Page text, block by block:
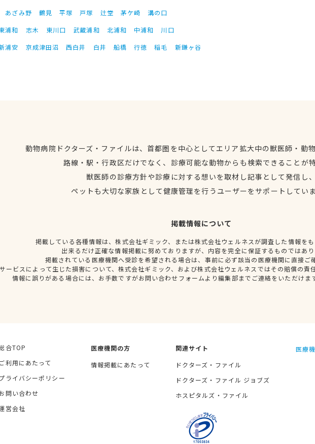
あざみ野 鶴見 平塚 戸塚 辻堂 茅ケ崎
溝の口
浦和 志木 東川口 武蔵浦和 北浦和 中浦和
川口
浦安 京成津田沼 西白井 白井 船橋 行徳 稲毛 新鎌ヶ谷
動物病院ドクターズ・ファイルは、首都圏を中心としてエリア拡大中の獣医師・動
路線・駅・行政区だけでなく、診療可能な動物からも検索できることが
獣医師の診療方針や診療に対する想いを取材し記事として発信し
ペットも大切な家族として健康管理を行うユーザーをサポートしてい
掲載情報について
掲載している各種情報は、株式会社ギミック、または株式会社ウェルネスが調査した情報を
出来るだけ正確な情報掲載に努めておりますが、内容を完全に保証するものではあ
掲載されている医療機関へ受診を希望される場合は、事前に必ず該当の医療機関に直接ご
ービスによって生じた損害について、株式会社ギミック、および株式会社ウェルネスではその賠償の責
情報に誤りがある場合には、お手数ですがお問い合わせフォームより編集部までご連絡をいただけま
合TOP
ご利用にあたって
ライバシーポリシー
問い合わせ
営会社
医療機関の方
情報掲載にあたって
関連サイト
ドクターズ・ファイル
ドクターズ・ファイル ジョブズ
ホスピタルズ・ファイル
医療